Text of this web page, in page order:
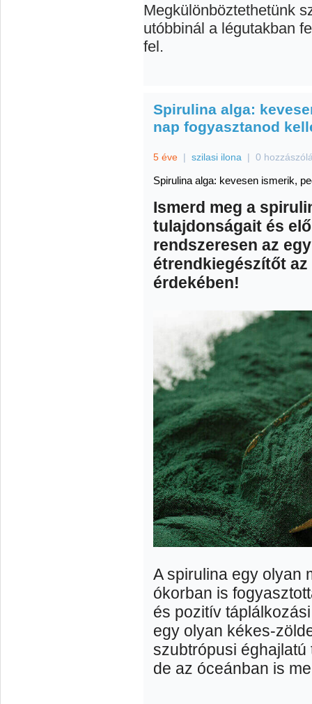
Megkülönböztethetünk
utóbbinál a légutakban
fel.
Spirulina alga:
nap fogyasztanod
5 éve | szilasi ilona | 0
Spirulina alga: kevesen ismerik,
Ismerd meg a
tulajdonságait és
rendszeresen az
étrendkiegészítőt
érdekében!
A spirulina egy olyan
ókorban is
és pozitív
egy olyan kékes-
szubtrópusi
de az óceánban is